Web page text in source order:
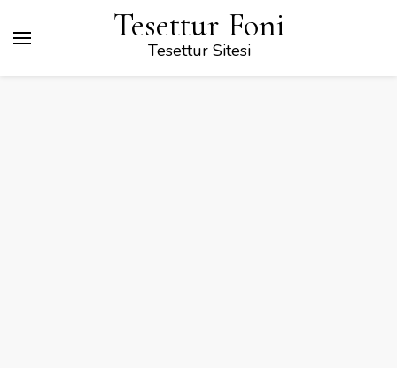
Tesettur Foni
Tesettur Sitesi